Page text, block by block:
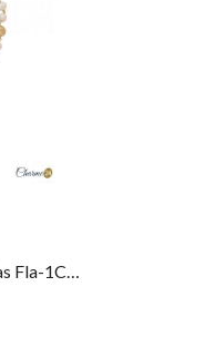
Colar Bolas Viana e Perolas Fla-1CM-FL0365